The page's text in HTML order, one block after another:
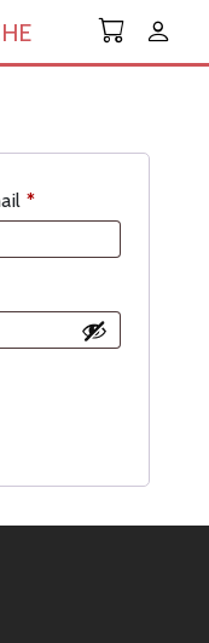
*Richiesto